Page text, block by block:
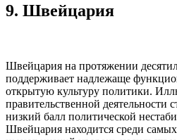
9. Швейцария
Швейцария на протяжении
поддерживает надлежаще
открытую культуру политики.
правительственной деятельности
низкий балл политической
Швейцария находится среди